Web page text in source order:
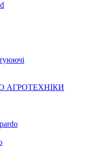
АГРОТЕХНІКИ